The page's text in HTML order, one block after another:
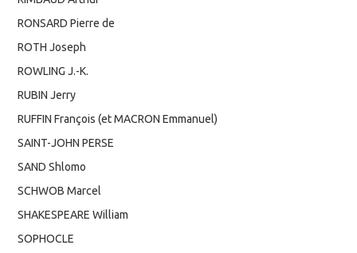
RONSARD Pierre de
ROTH Joseph
ROWLING J.-K.
RUBIN Jerry
RUFFIN François (et MACRON Emmanuel)
SAINT-JOHN PERSE
SAND Shlomo
SCHWOB Marcel
SHAKESPEARE William
SOPHOCLE